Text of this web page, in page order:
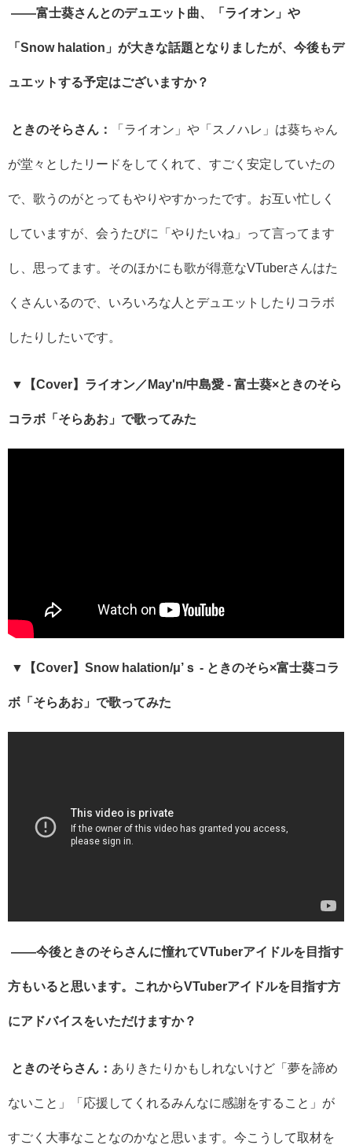
――富士葵さんとのデュエット曲、「ライオン」や
「 Snow halation 」が大きな話題となりましたが、今後もデ
ュエットする予定はございますか？
ときのそらさん： 「ライオン」や「スノハレ」は葵ちゃん
が堂々としたリードをしてくれて、すごく安定していたの
で、歌うのがとってもやりやすかったです。お互い忙しく
していますが、会うたびに「やりたいね」って言ってます
し、思ってます。そのほかにも歌が得意なVTuberさんはた
くさんいるので、いろいろな人とデュエットしたりコラボ
したりしたいです。
▼【Cover】ライオン／ May'n/中島愛 - 富士葵×ときのそら
コラボ「そらあお」で歌ってみた
▼【Cover】 Snow halation/μ’ｓ - ときのそら×富士葵コラ
ボ「そらあお」で歌ってみた
――今後ときのそらさんに憧れてVTuberアイドルを目指す
方もいると思います。これからVTuberアイドルを目指す方
にアドバイスをいただけますか？
ときのそらさん： ありきたりかもしれないけど「夢を諦め
ないこと」「応援してくれるみんなに感謝をすること」が
すごく大事なことなのかなと思います。今こうして取材を